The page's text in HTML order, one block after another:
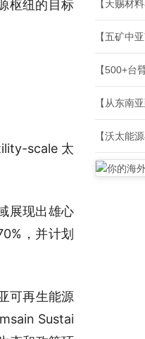
枢纽的目标
scale 太
展现出雄心
，并计划
可再生能源
Sustai
【五矿中